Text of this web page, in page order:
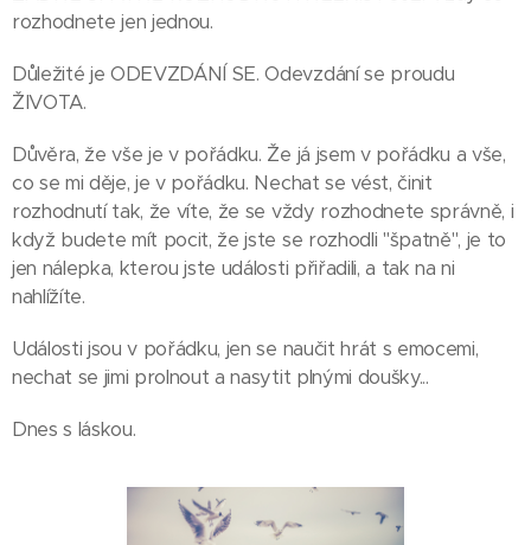
rozhodnete jen jednou.
Důležité je ODEVZDÁNÍ SE. Odevzdání se proudu
ŽIVOTA.
Důvěra, že vše je v pořádku. Že já jsem v pořádku a vše,
co se mi děje, je v pořádku. Nechat se vést, činit
rozhodnutí tak, že víte, že se vždy rozhodnete správně, i
když budete mít pocit, že jste se rozhodli "špatně", je to
jen nálepka, kterou jste události přiřadili, a tak na ni
nahlížíte.
Události jsou v pořádku, jen se naučit hrát s emocemi,
nechat se jimi prolnout a nasytit plnými doušky...
Dnes s láskou.